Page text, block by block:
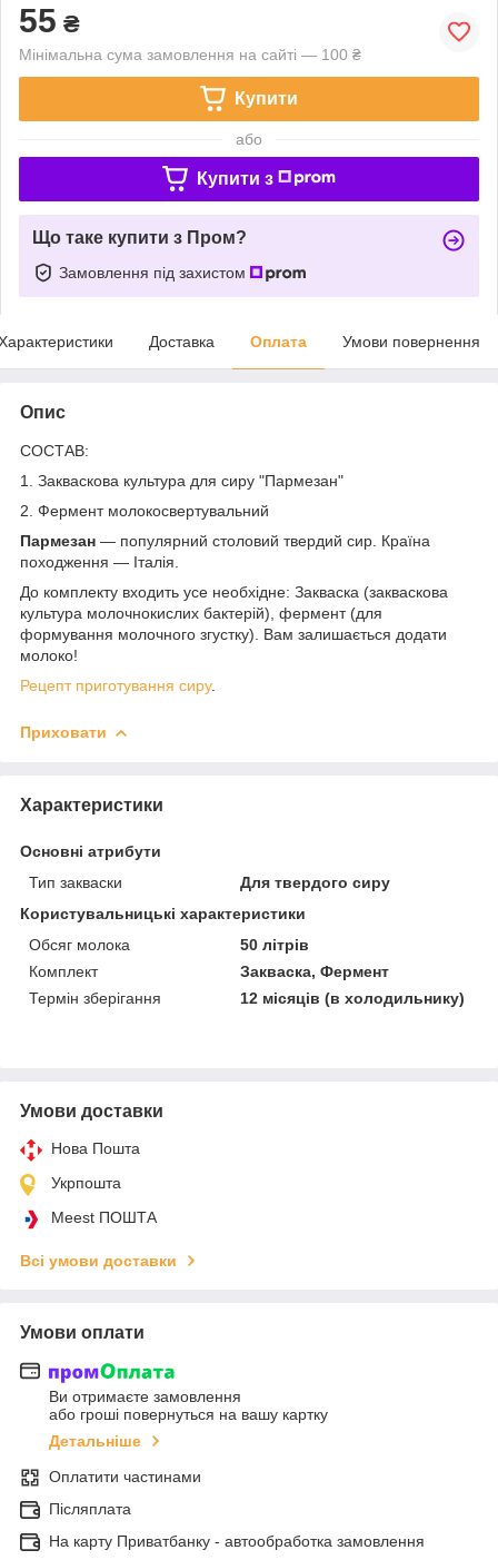
55 ₴
Мінімальна сума замовлення на сайті — 100 ₴
Купити
або
Купити з
Що таке купити з Пром?
Замовлення під захистом
Доставка Оплата Умови повернення
Опис
СОСТАВ:
1. Закваскова культура для сиру "Пармезан"
2. Фермент молокосвертувальний
Пармезан — популярний столовий твердий сир. Країна
походження — Італія.
До комплекту входить усе необхідне: Закваска (закваскова
культура молочнокислих бактерій), фермент (для
формування молочного згустку). Вам залишається додати
молоко!
Рецепт приготування сиру.
Приховати
Характеристики
Основні атрибути
Тип закваски
Для твердого сиру
Користувальницькі характеристики
Обсяг молока
50 літрів
Комплект
Закваска, Фермент
Термін зберігання
12 місяців (в холодильнику)
Умови доставки
Нова Пошта
Укрпошта
Meest ПОШТА
Всі умови доставки
Умови оплати
Ви отримаєте замовлення
або гроші повернуться на вашу картку
Детальніше
Оплатити частинами
Післяплата
На карту Приватбанку - автообработка замовлення